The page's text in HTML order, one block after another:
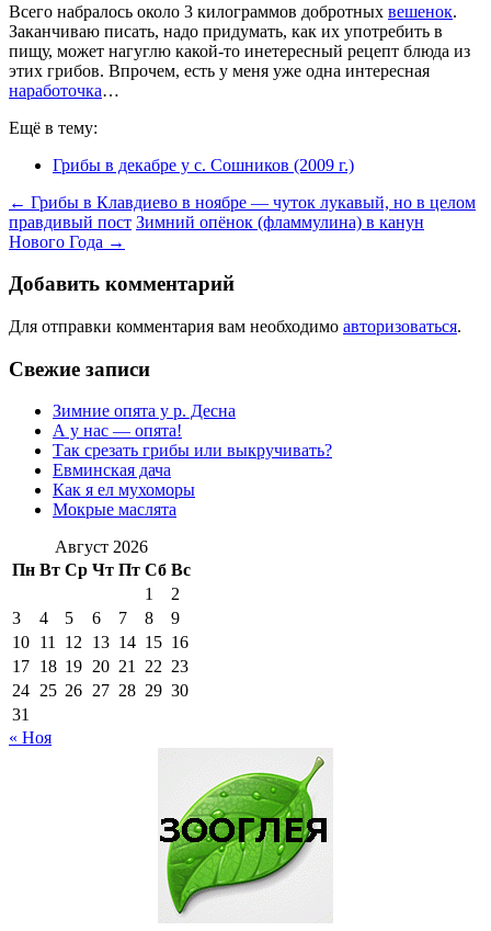
Всего набралось около 3 килограммов добротных вешенок.
Заканчиваю писать, надо придумать, как их употребить в
пищу, может нагуглю какой-то инетересный рецепт блюда из
этих грибов. Впрочем, есть у меня уже одна интересная
наработочка…
Ещё в тему:
Грибы в декабре у с. Сошников (2009 г.)
Навигация
по
← Грибы в Клавдиево в ноябре — чуток лукавый, но в целом
правдивый пост Зимний опёнок (фламмулина) в канун
Нового Года →
Добавить комментарий
Для отправки комментария вам необходимо авторизоваться.
Свежие записи
Зимние опята у р. Десна
А у нас — опята!
Так срезать грибы или выкручивать?
Евминская дача
Как я ел мухоморы
Мокрые маслята
Август 2026
Пн Вт Ср Чт Пт Сб Вс
1
2
3
4 5 6 7 8
9
10 11 12 13 14 15 16
17 18 19 20 21 22 23
24 25 26 27 28 29 30
31
« Ноя